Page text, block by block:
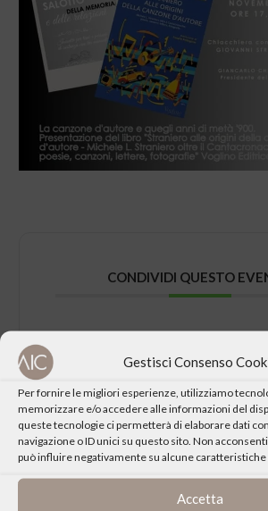
Gestisci Consenso
Per fornire le migliori esperienze, utilizziamo
memorizzare e/o accedere alle informazioni del
queste tecnologie ci permetterà di elaborare dati
navigazione o ID unici su questo sito. Non
può influire negativamente su alcune caratteristiche
Accetta
CONDIVIDI QUESTO